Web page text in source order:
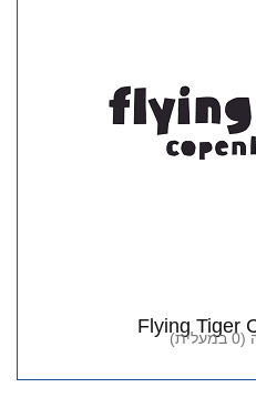
Flying Tiger